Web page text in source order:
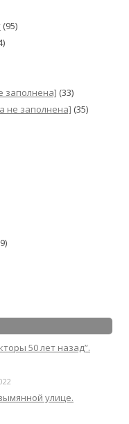
(95)
заполнена] (33)
не заполнена] (35)
50 лет назад”.
улице.